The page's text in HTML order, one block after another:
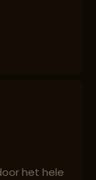
en milieu
het hele